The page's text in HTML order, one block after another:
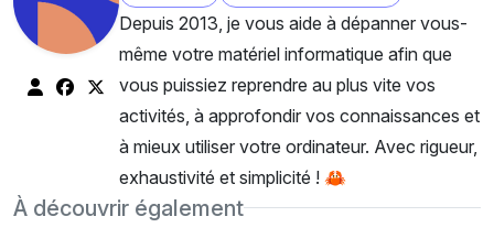
Depuis 2013, je vous aide à dépanner vous-
même votre matériel informatique afin que
vous puissiez reprendre au plus vite vos
activités, à approfondir vos connaissances et
à mieux utiliser votre ordinateur. Avec rigueur,
exhaustivité et simplicité ! 🦀
À découvrir également